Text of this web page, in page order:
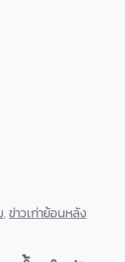
,ข่าวเก่าย้อนหลัง